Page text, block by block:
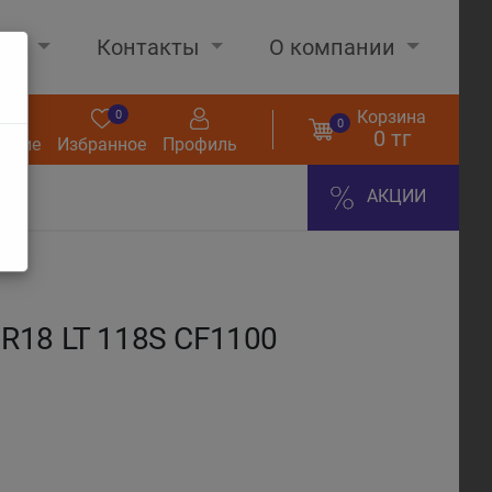
Контакты О компании
Избранное
0
Профиль
0 Корзина
0 тг
АКЦИИ
LT 118S CF1100